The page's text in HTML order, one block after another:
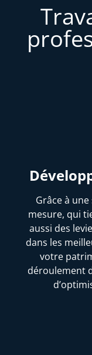
Grâce à
mesure, qui
aussi des
dans les
votre
déroulement